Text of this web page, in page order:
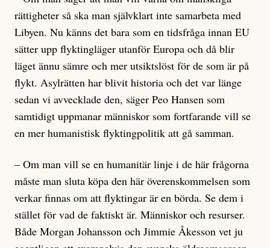
rättigheter så ska man självklart inte samarbeta med
Libyen. Nu känns det bara som en tidsfråga innan EU
sätter upp flyktingläger utanför Europa och då blir
läget ännu sämre och mer utsiktslöst för de som är på
flykt. Asylrätten har blivit historia och det var länge
sedan vi avvecklade den, säger Peo Hansen som
samtidigt uppmanar människor som fortfarande vill se
en mer humanistisk flyktingpolitik att gå samman.
– Om man vill se en humanitär linje i de här frågorna
måste man sluta köpa den här överenskommelsen som
verkar finnas om att flyktingar är en börda. Se dem i
stället för vad de faktiskt är. Människor och resurser.
Både Morgan Johansson och Jimmie Åkesson vet ju